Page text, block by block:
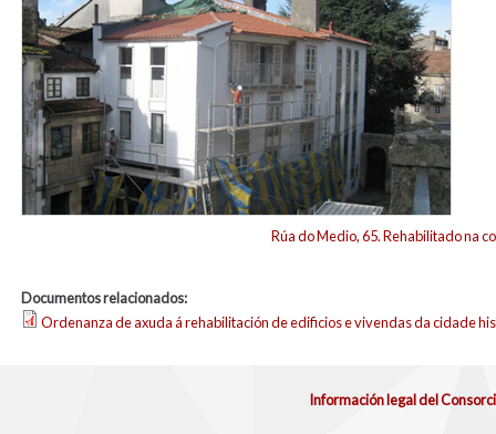
Rúa do Medio, 65. Rehabilitado na
Documentos relacionados:
Ordenanza de axuda á rehabilitación de edificios e vivendas da cidade
Información legal del